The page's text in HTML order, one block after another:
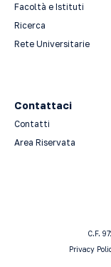
Facoltà e Istituti
Ricerca
Rete Universitarie
Contattaci
Contatti
Area Riservata
C.F.
Privacy